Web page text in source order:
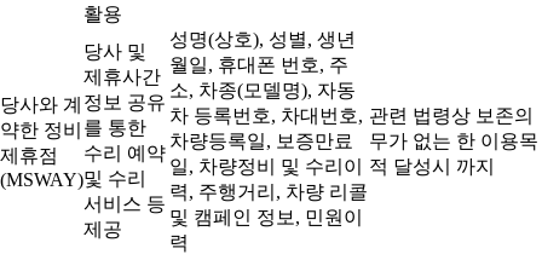
활용
당사와 계
약한 정비
제휴점
(MSWAY)
당사 및
제휴사간
정보 공유
를 통한
수리 예약
및 수리
서비스 등
제공
성명(상호), 성별, 생년
월일, 휴대폰 번호, 주
소, 차종(모델명), 자동
차 등록번호, 차대번호,
차량등록일, 보증만료
일, 차량정비 및 수리이
력, 주행거리, 차량 리콜
및 캠페인 정보, 민원이
력
관련 법령상 보존의
무가 없는 한 이용목
적 달성시 까지